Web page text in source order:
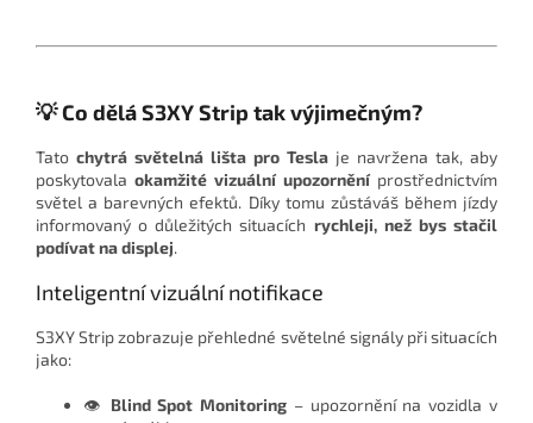
💡 Co dělá S3XY Strip tak výjimečným?
Tato chytrá světelná lišta pro Tesla je navržena tak, aby
poskytovala okamžité vizuální upozorněníprostřednictvím
světel a barevných efektů. Díky tomu zůstáváš během jízdy
informovaný o důležitých situacích rychleji, než bys stačil
podívat na displej.
Inteligentní vizuální notifikace
S3XY Strip zobrazuje přehledné světelné signály při situacích
jako:
👁️ Blind Spot Monitoring – upozornění na vozidla v